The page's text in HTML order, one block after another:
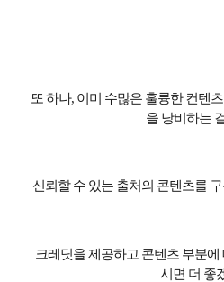
또 하나, 이미 수많은 훌륭한 컨텐
을 낭비하는
신뢰할 수 있는 출처의 콘텐츠를 구
크레딧을 제공하고 콘텐츠 부분
시면 더 좋